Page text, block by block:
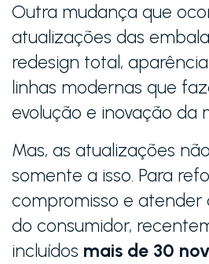
Outra mudança que
atualizações das
redesign total,
linhas modernas que
evolução e inovação da
Mas, as atualizações
somente a isso. Para
compromisso e atender
do consumidor,
incluídos mais de 30